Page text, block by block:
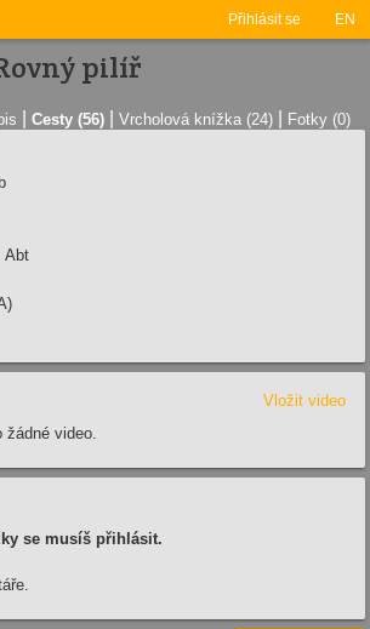
Přihlásit se EN
pilí­ř
Cesty (56) Vrcholová knížka (24) Fotky (0)
Abt
Vložit video
video.
se musíš přihlásit.